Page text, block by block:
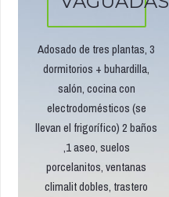
Adosado de tres plantas, 3
dormitorios + buhardilla,
salón, cocina con
electrodomésticos (se
llevan el frigorífico) 2 baños
,1 aseo, suelos
porcelanitos, ventanas
climalit dobles, trastero